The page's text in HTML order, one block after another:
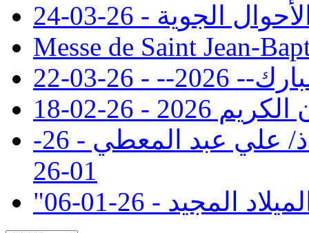
الجوية - 26-03-24
Messe de Saint Jean-
- 26-03-22
- 26-02-18
تنعي إدارة كلية سان مارك الاستاذ/ علي عبد المعطي - 26-
01-26
المجيد - 26-01-06